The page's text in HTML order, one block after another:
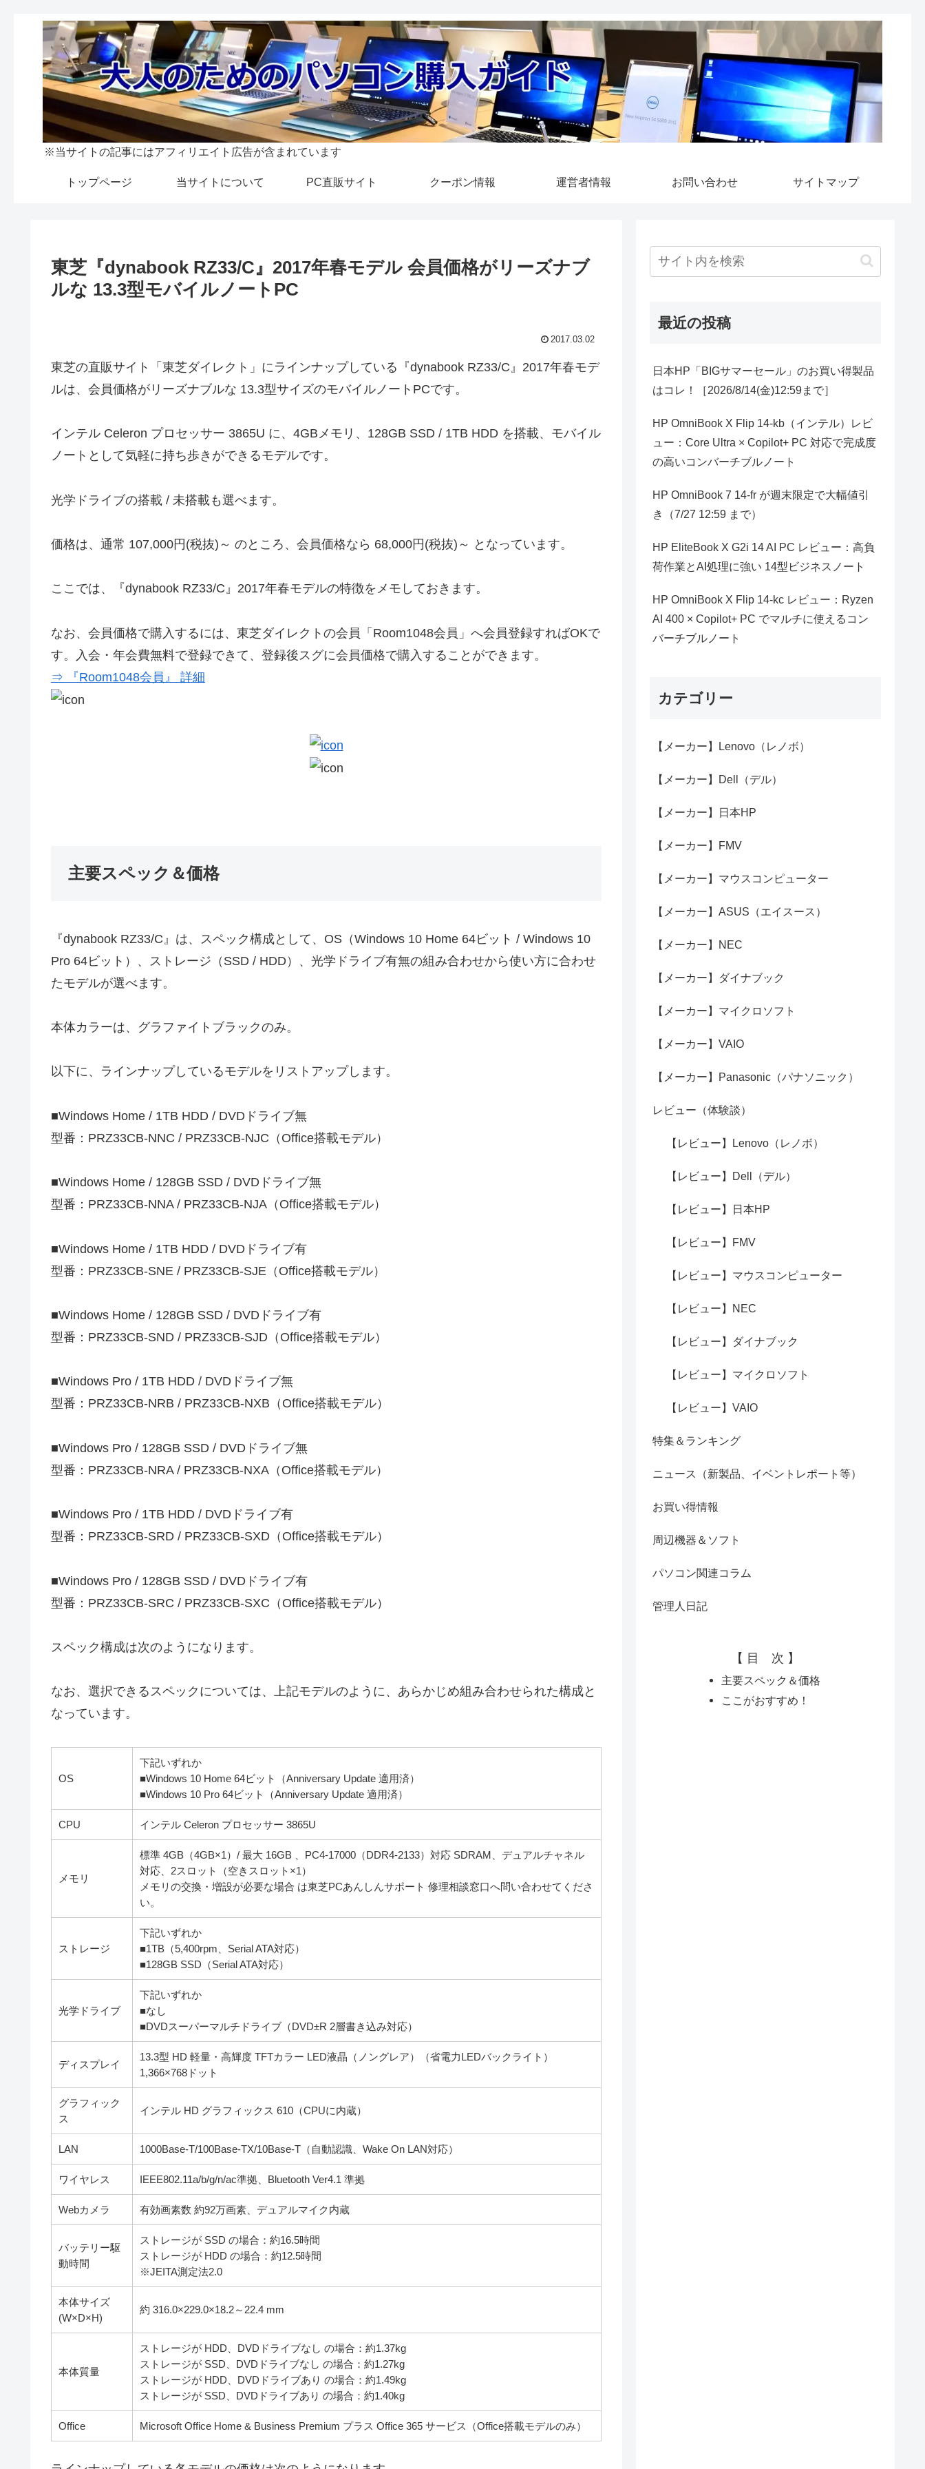
※当サイトの記事にはアフィリエイト広告が含まれています
トップページ 当サイトについて PC直販サイト クーポン情報 運営者情報 お問い合わせ サイトマップ
東芝『dynabook RZ33/C』2017年春モデル 会員価格がリーズナブ
ルな 13.3型モバイルノートPC
2017.03.02
東芝の直販サイト「東芝ダイレクト」にラインナップしている『dynabook RZ33/C』2017年春モデ
ルは、会員価格がリーズナブルな 13.3型サイズのモバイルノートPCです。
インテル Celeron プロセッサー 3865U に、4GBメモリ、128GB SSD / 1TB HDD を搭載、モバイル
ノートとして気軽に持ち歩きができるモデルです。
光学ドライブの搭載 / 未搭載も選べます。
価格は、通常 107,000円(税抜)～ のところ、会員価格なら 68,000円(税抜)～ となっています。
ここでは、『dynabook RZ33/C』2017年春モデルの特徴をメモしておきます。
なお、会員価格で購入するには、東芝ダイレクトの会員「Room1048会員」へ会員登録すればOKで
す。入会・年会費無料で登録できて、登録後スグに会員価格で購入することができます。
⇒ 『Room1048会員』 詳細
主要スペック＆価格
『dynabook RZ33/C』は、スペック構成として、OS（Windows 10 Home 64ビット / Windows 10
Pro 64ビット）、ストレージ（SSD / HDD）、光学ドライブ有無の組み合わせから使い方に合わせ
たモデルが選べます。
本体カラーは、グラファイトブラックのみ。
以下に、ラインナップしているモデルをリストアップします。
■Windows Home / 1TB HDD / DVDドライブ無
型番：PRZ33CB-NNC / PRZ33CB-NJC（Office搭載モデル）
■Windows Home / 128GB SSD / DVDドライブ無
型番：PRZ33CB-NNA / PRZ33CB-NJA（Office搭載モデル）
■Windows Home / 1TB HDD / DVDドライブ有
型番：PRZ33CB-SNE / PRZ33CB-SJE（Office搭載モデル）
■Windows Home / 128GB SSD / DVDドライブ有
型番：PRZ33CB-SND / PRZ33CB-SJD（Office搭載モデル）
■Windows Pro / 1TB HDD / DVDドライブ無
型番：PRZ33CB-NRB / PRZ33CB-NXB（Office搭載モデル）
■Windows Pro / 128GB SSD / DVDドライブ無
型番：PRZ33CB-NRA / PRZ33CB-NXA（Office搭載モデル）
■Windows Pro / 1TB HDD / DVDドライブ有
型番：PRZ33CB-SRD / PRZ33CB-SXD（Office搭載モデル）
■Windows Pro / 128GB SSD / DVDドライブ有
型番：PRZ33CB-SRC / PRZ33CB-SXC（Office搭載モデル）
スペック構成は次のようになります。
なお、選択できるスペックについては、上記モデルのように、あらかじめ組み合わせられた構成と
なっています。
OS
下記いずれか
■Windows 10 Home 64ビット（Anniversary Update 適用済）
■Windows 10 Pro 64ビット（Anniversary Update 適用済）
CPU インテル Celeron プロセッサー 3865U
メモリ
標準 4GB（4GB×1）/ 最大 16GB 、PC4-17000（DDR4-2133）対応 SDRAM、デュアルチャネル
対応、2スロット（空きスロット×1）
メモリの交換・増設が必要な場合 は東芝PCあんしんサポート 修理相談窓口へ問い合わせてくださ
い。
ストレージ
下記いずれか
■1TB（5,400rpm、Serial ATA対応）
■128GB SSD（Serial ATA対応）
光学ドライブ
下記いずれか
■なし
■DVDスーパーマルチドライブ（DVD±R 2層書き込み対応）
ディスプレイ
13.3型 HD 軽量・高輝度 TFTカラー LED液晶（ノングレア）（省電力LEDバックライト）
1,366×768ドット
グラフィック
ス
インテル HD グラフィックス 610（CPUに内蔵）
LAN 1000Base-T/100Base-TX/10Base-T（自動認識、Wake On LAN対応）
ワイヤレス IEEE802.11a/b/g/n/ac準拠、Bluetooth Ver4.1 準拠
Webカメラ 有効画素数 約92万画素、デュアルマイク内蔵
バッテリー駆
動時間
ストレージが SSD の場合：約16.5時間
ストレージが HDD の場合：約12.5時間
※JEITA測定法2.0
本体サイズ
(W×D×H)
約 316.0×229.0×18.2～22.4 mm
本体質量
ストレージが HDD、DVDドライブなし の場合：約1.37kg
ストレージが SSD、DVDドライブなし の場合：約1.27kg
ストレージが HDD、DVDドライブあり の場合：約1.49kg
ストレージが SSD、DVDドライブあり の場合：約1.40kg
Office Microsoft Office Home & Business Premium プラス Office 365 サービス（Office搭載モデルのみ）
最近の投稿
日本HP「BIGサマーセール」のお買い得製品
はコレ！［2026/8/14(金)12:59まで］
HP OmniBook X Flip 14-kb（インテル）レビ
ュー：Core Ultra × Copilot+ PC 対応で完成度
の高いコンバーチブルノート
HP OmniBook 7 14-fr が週末限定で大幅値引
き（7/27 12:59 まで）
HP EliteBook X G2i 14 AI PC レビュー：高負
荷作業とAI処理に強い 14型ビジネスノート
HP OmniBook X Flip 14-kc レビュー：Ryzen
AI 400 × Copilot+ PC でマルチに使えるコン
バーチブルノート
カテゴリー
【メーカー】Lenovo（レノボ）
【メーカー】Dell（デル）
【メーカー】日本HP
【メーカー】FMV
【メーカー】マウスコンピューター
【メーカー】ASUS（エイスース）
【メーカー】NEC
【メーカー】ダイナブック
【メーカー】マイクロソフト
【メーカー】VAIO
【メーカー】Panasonic（パナソニック）
レビュー（体験談）
【レビュー】Lenovo（レノボ）
【レビュー】Dell（デル）
【レビュー】日本HP
【レビュー】FMV
【レビュー】マウスコンピューター
【レビュー】NEC
【レビュー】ダイナブック
【レビュー】マイクロソフト
【レビュー】VAIO
特集＆ランキング
ニュース（新製品、イベントレポート等）
お買い得情報
周辺機器＆ソフト
パソコン関連コラム
管理人日記
【 目 次 】
主要スペック＆価格
ここがおすすめ！